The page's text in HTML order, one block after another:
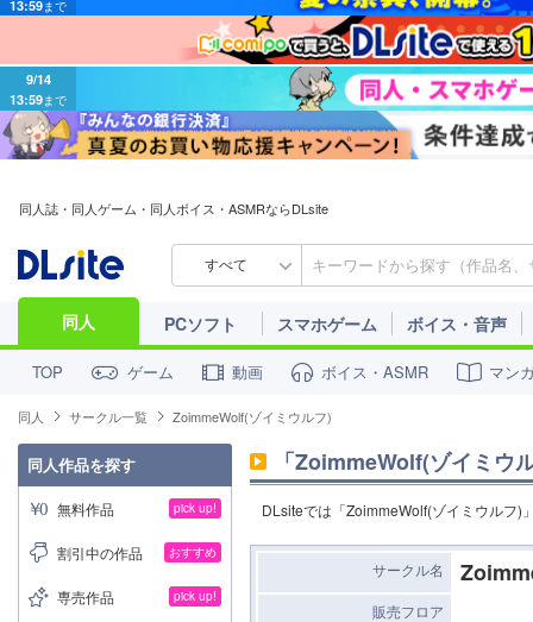
9/14
13:59まで
同人誌・同人ゲーム・同人ボイス・ASMRならDLsite
すべて
同人 PCソフト スマホゲーム ボイス・音声
TOP ゲーム 動画 ボイス・ASMR マン
同人 サークル一覧 ZoimmeWolf(ゾイミウルフ)
「ZoimmeWolf(ゾイミウ
DLsiteでは「ZoimmeWolf(ゾイミウルフ)
サークル名
販売フロア
同人作品を探す
無料作品 pick up!
割引中の作品 おすすめ
専売作品 pick up!